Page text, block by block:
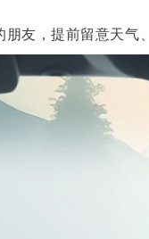
友，提前留意天气